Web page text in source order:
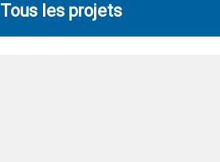
Tous les projets